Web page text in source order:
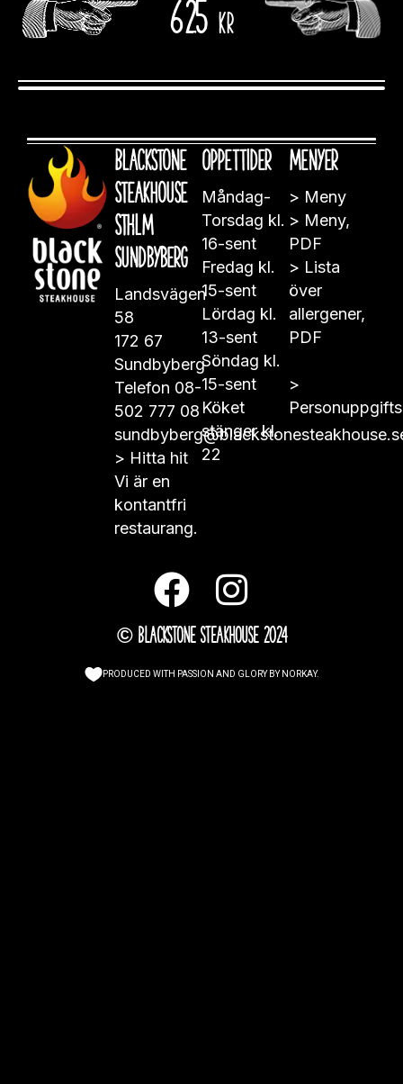
625 kr
Blackstone
Steakhouse
STHLM
Sundbyberg
Landsvägen
58
172 67
Sundbyberg
Telefon 08-
502 777 08
> Hitta hit
Vi är en
kontantfri
restaurang.
Öppettider
Måndag-
Torsdag kl.
16-sent
Fredag kl.
15-sent
Lördag kl.
13-sent
Söndag kl.
15-sent
Köket
stänger kl.
22
Menyer
> Meny
> Meny,
PDF
> Lista
över
allergener,
PDF
>
© Blackstone Steakhouse 2024
PRODUCED WITH PASSION AND GLORY BY NORKAY.